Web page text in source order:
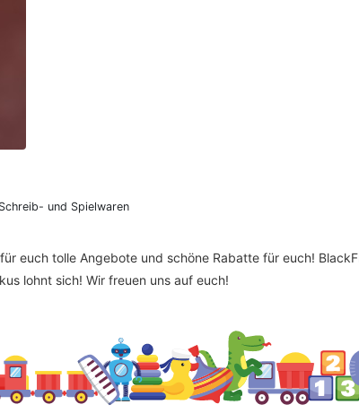
Schreib- und Spielwaren
euch tolle Angebote und schöne Rabatte für euch!
lohnt sich! Wir freuen uns auf euch!